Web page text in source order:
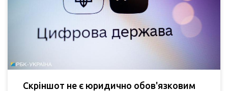
Скріншот не є юридично обов'язковим